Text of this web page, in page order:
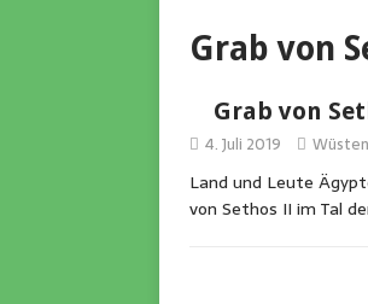
Grab von
Grab von
4. Juli 2019
Land und Leute
von Sethos II im Tal